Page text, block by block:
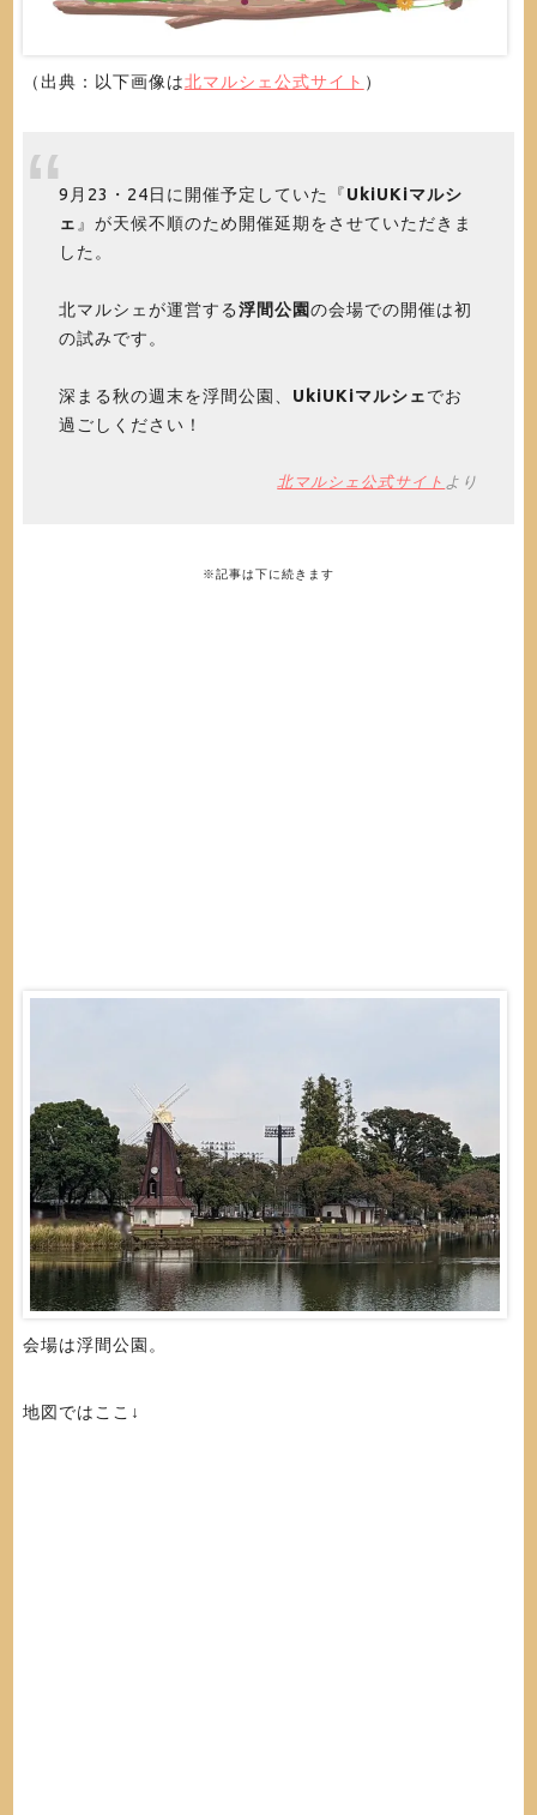
（出典：以下画像は北マルシェ公式サイト ）
9月23・24日に開催予定していた『UkiUKiマルシ
ェ 』が天候不順のため開催延期をさせていただきま
した。
北マルシェが運営する浮間公園の会場での開催は初
の試みです。
深まる秋の週末を浮間公園、 UkiUKiマルシェでお
過ごしください！
北マルシェ公式サイト より
※記事は下に続きます
会場は浮間公園。
地図ではここ↓